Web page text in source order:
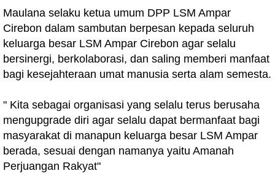
Maulana selaku ketua umum DPP LSM Ampar
Cirebon dalam sambutan berpesan kepada seluruh
keluarga besar LSM Ampar Cirebon agar selalu
bersinergi, berkolaborasi, dan saling memberi manfaat
bagi kesejahteraan umat manusia serta alam semesta.
" Kita sebagai organisasi yang selalu terus berusaha
mengupgrade diri agar selalu dapat bermanfaat bagi
masyarakat di manapun keluarga besar LSM Ampar
berada, sesuai dengan namanya yaitu Amanah
Perjuangan Rakyat"